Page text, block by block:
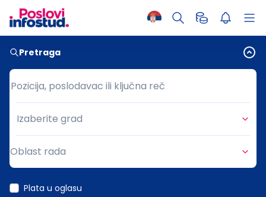
Pretraga
Pozicija, poslodavac ili ključna reč
Pozicija, poslodavac ili ključna reč
Grad
Izaberite grad
Oblast rada
Plata u oglasu